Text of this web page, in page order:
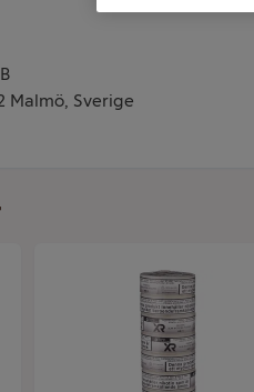
Malmö, Sverige